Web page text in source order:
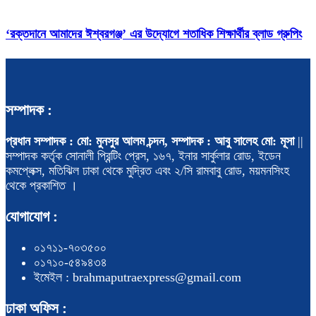
‘রক্তদানে আমাদের ঈশ্বরগঞ্জ’ এর উদ্যোগে শতাধিক শিক্ষার্থীর ব্লাড গ্রুপিং
সম্পাদক :
প্রধান সম্পাদক : মো: মুনসুর আলম চন্দন, সম্পাদক : আবু সালেহ মো: মূসা||
সম্পাদক কর্তৃক সোনালী প্রিন্টিং প্রেস, ১৬৭, ইনার সার্কুলার রোড, ইডেন
কমপ্লেক্স, মতিঝিল ঢাকা থেকে মুদ্রিত এবং ২/সি রামবাবু রোড, ময়মনসিংহ
থেকে প্রকাশিত ।
যোগাযোগ :
০১৭১১-৭০৩৫০০
০১৭১০-৫৪৯৪৩৪
ইমেইল : brahmaputraexpress@gmail.com
ঢাকা অফিস :